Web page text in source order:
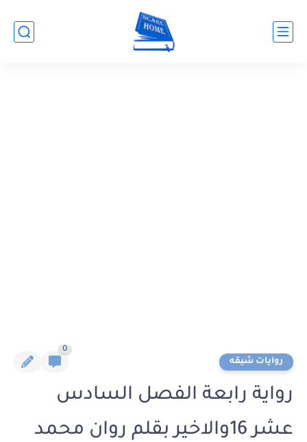
روايات شيقه
0
رواية رابعة الفصل السادس
عشر 16والاخير بقلم روان محمد